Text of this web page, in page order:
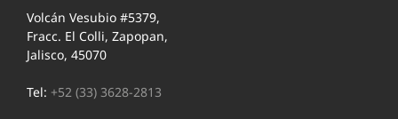
Volcán Vesubio #5379,
Fracc. El Colli, Zapopan,
Jalisco, 45070
Tel: +52 (33) 3628-2813